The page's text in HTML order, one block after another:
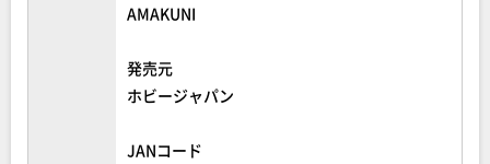
AMAKUNI
発売元
ホビージャパン
JANコード